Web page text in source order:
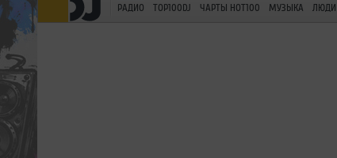
РАДИО TOP100DJ ЧАРТЫ HOT100 МУЗЫКА ЛЮДИ